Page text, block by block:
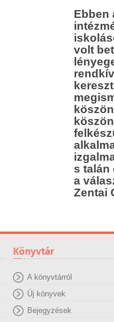
Ebben
volt
s talán
a
Zentai
Könyvtár
A könyvtárról
Új könyvek
Bejegyzések